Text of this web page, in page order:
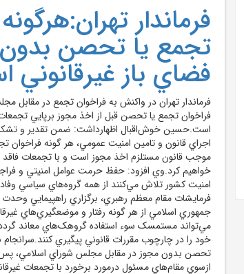
فرماندار
تجمع يا تحصن
فضاي باز
فرماندار تهران در واکنش به فراخوان تجمع در
فراخوان تجمع يا تحصن قبل از اخذ مجوز برپايي
است.حسين خوش‌اقبال اظهارداشت: ضمن تقدير و تشکر
اجراي قانون و تامين امنيت عمومي، هر گونه فراخوان
موجب قانون مستلزم اخذ مجوز است و با تجمعات فاقد
خواهيم کرد.وي افزود: حفظ حرمت عوامل امنيتي و
امنيت کشور تلاش مي‌کنند از همه گروه‌هاي سياسي
فرمايشات مقام معظم رهبري، برگزاري راهپيمايي
جمهوري اسلامي از هر گونه رفتار و موضعگيري‌هاي
مي‌تواند مستمسک سوء استفاده گروهک‌هاي معاند
تحصن بدون مجوز در مقابل مجلس شوراي اسلامي، پس
ازسوي مقام‌هاي مسئول درمورد برخورد با تجمعات